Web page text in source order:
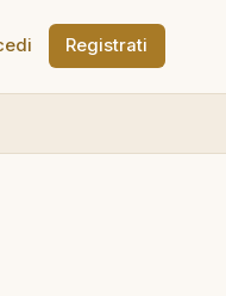
Registrati